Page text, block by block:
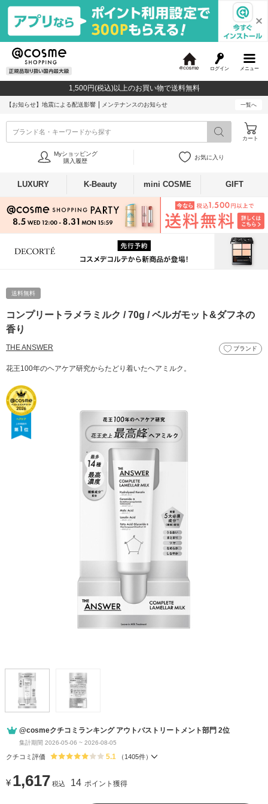
メニュー
ログイン
c
o
1,500円(税込)以上のお買い物で送料無料
【お知らせ】 地震による配送影響 メンテナンスのお知らせ 一覧へ
ブランド名・キーワードから探す
カート
Myショッピング
購入履歴
お気に入り
LUXURY K-Beauty mini COSME GIFT
送料無料
コンプリートラメラミルク / 70g / ベルガモット&ダフネの
香り
THE ANSWER ブランド
花王100年のヘアケア研究からたどり着いたヘアミルク。
@cosmeクチコミランキング アウトバストリートメント部門 2位
集計期間 2026-05-06 ~ 2026-08-05
クチコミ評価 5.1 （ 1405件）
¥ 1,617 税込 14 ポイント獲得